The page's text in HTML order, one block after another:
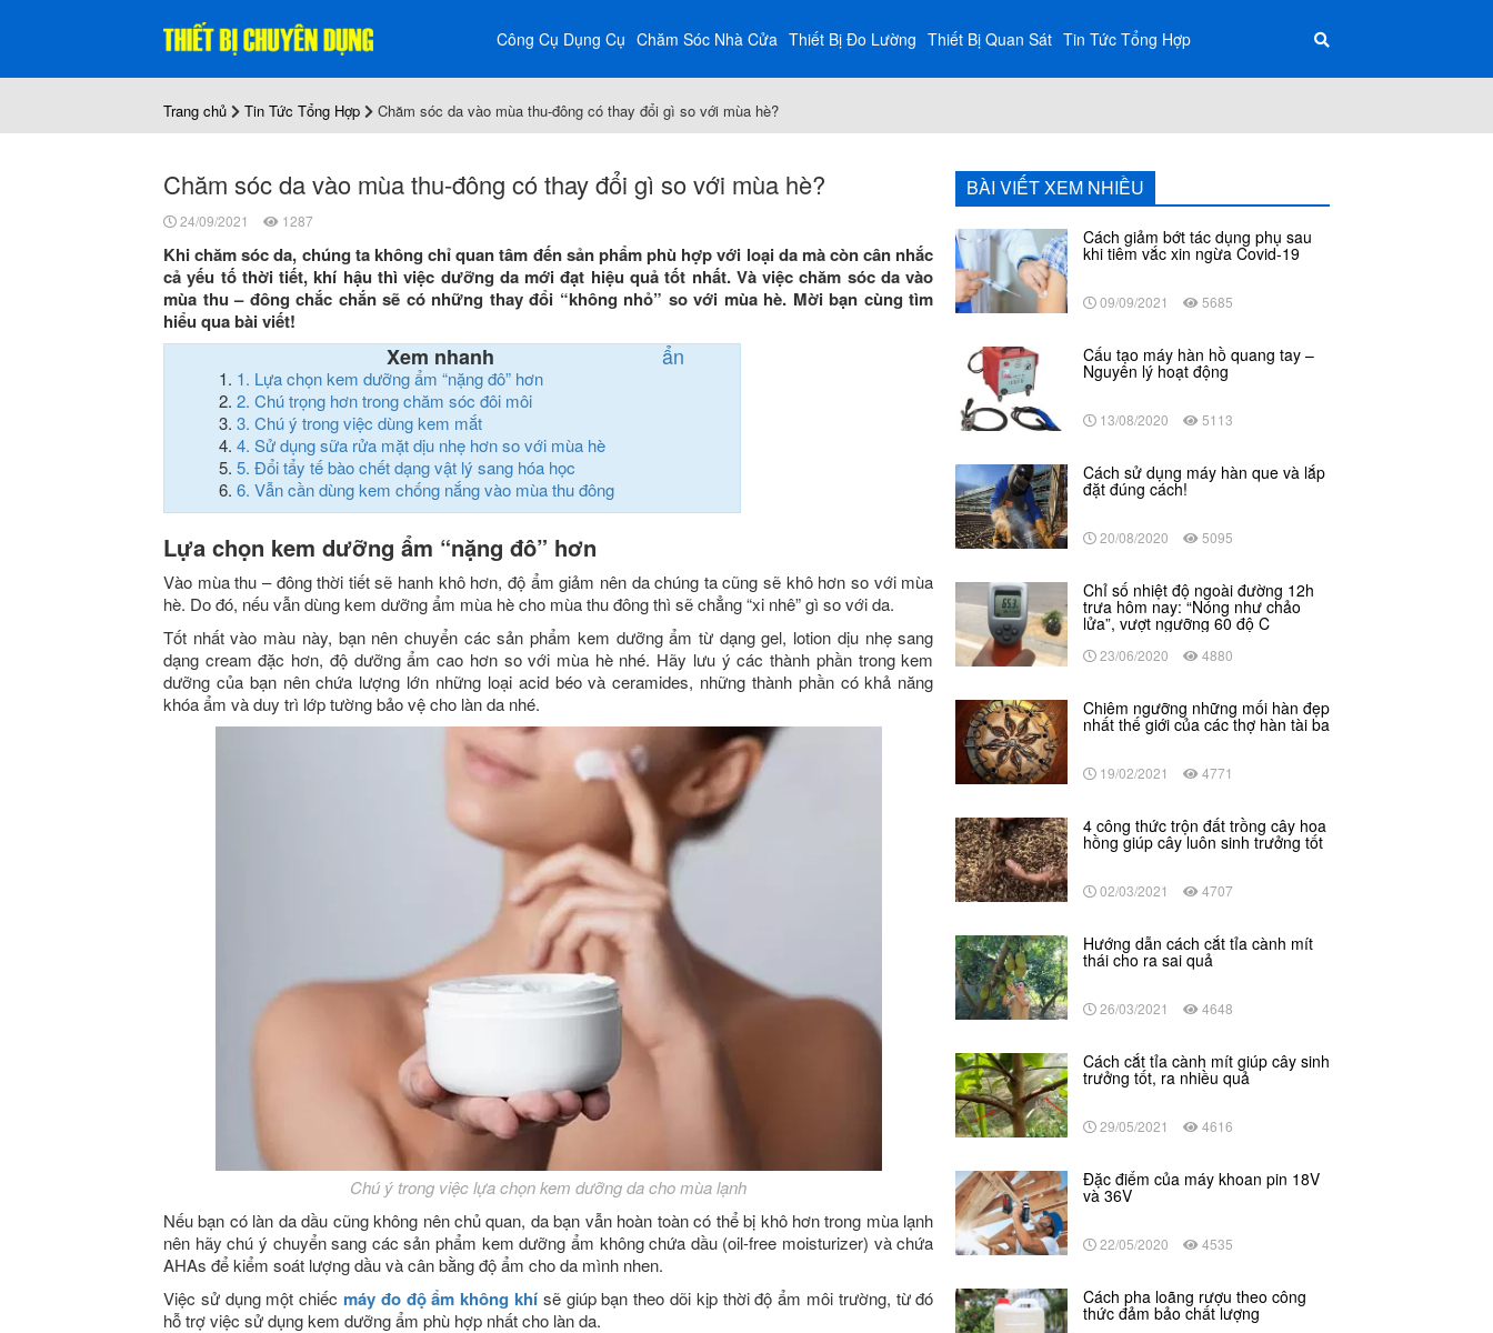
Công Cụ Dụng Cụ Chăm Sóc Nhà Cửa Thiết Bị Đo Lường Thiết Bị Quan Sát Tin Tức Tổng Hợp
Trang chủ Tin Tức Tổng Hợp Chăm sóc da vào mùa thu-đông có thay đổi gì so với mùa hè?
Chăm sóc da vào mùa thu-đông có thay đổi gì so với mùa hè?
24/09/2021 1287
Khi chăm sóc da, chúng ta không chỉ quan tâm đến sản phẩm phù hợp với loại da mà còn cân nhắc
cả yếu tố thời tiết, khí hậu thì việc dưỡng da mới đạt hiệu quả tốt nhất. Và việc chăm sóc da vào
mùa thu – đông chắc chắn sẽ có những thay đổi “không nhỏ” so với mùa hè. Mời bạn cùng tìm
hiểu qua bài viết!
Xem nhanh ẩn
1. Lựa chọn kem dưỡng ẩm “nặng đô” hơn
2. Chú trọng hơn trong chăm sóc đôi môi
3. Chú ý trong việc dùng kem mắt
4. Sử dụng sữa rửa mặt dịu nhẹ hơn so với mùa hè
5. Đổi tẩy tế bào chết dạng vật lý sang hóa học
6. Vẫn cần dùng kem chống nắng vào mùa thu đông
Lựa chọn kem dưỡng ẩm “nặng đô” hơn
Vào mùa thu – đông thời tiết sẽ hanh khô hơn, độ ẩm giảm nên da chúng ta cũng sẽ khô hơn so với mùa
hè. Do đó, nếu vẫn dùng kem dưỡng ẩm mùa hè cho mùa thu đông thì sẽ chẳng “xi nhê” gì so với da.
Tốt nhất vào màu này, bạn nên chuyển các sản phẩm kem dưỡng ẩm từ dạng gel, lotion dịu nhẹ sang
dạng cream đặc hơn, độ dưỡng ẩm cao hơn so với mùa hè nhé. Hãy lưu ý các thành phần trong kem
dưỡng của bạn nên chứa lượng lớn những loại acid béo và ceramides, những thành phần có khả năng
khóa ẩm và duy trì lớp tường bảo vệ cho làn da nhé.
Chú ý trong việc lựa chọn kem dưỡng da cho mùa lạnh
Nếu bạn có làn da dầu cũng không nên chủ quan, da bạn vẫn hoàn toàn có thể bị khô hơn trong mùa lạnh
nên hãy chú ý chuyển sang các sản phẩm kem dưỡng ẩm không chứa dầu (oil-free moisturizer) và chứa
AHAs để kiểm soát lượng dầu và cân bằng độ ẩm cho da mình nhen.
Việc sử dụng một chiếc máy đo độ ẩm không khísẽ giúp bạn theo dõi kịp thời độ ẩm môi trường, từ đó
hỗ trợ việc sử dụng kem dưỡng ẩm phù hợp nhất cho làn da.
BÀI VIẾT XEM NHIỀU
Cách giảm bớt tác dụng phụ sau
khi tiêm vắc xin ngừa Covid-19
09/09/2021 5685
Cấu tạo máy hàn hồ quang tay –
Nguyên lý hoạt động
13/08/2020 5113
Cách sử dụng máy hàn que và lắp
đặt đúng cách!
20/08/2020 5095
Chỉ số nhiệt độ ngoài đường 12h
trưa hôm nay: “Nóng như chảo
lửa”, vượt ngưỡng 60 độ C
23/06/2020 4880
Chiêm ngưỡng những mối hàn đẹp
nhất thế giới của các thợ hàn tài ba
19/02/2021 4771
4 công thức trộn đất trồng cây hoa
hồng giúp cây luôn sinh trưởng tốt
02/03/2021 4707
Hướng dẫn cách cắt tỉa cành mít
thái cho ra sai quả
26/03/2021 4648
Cách cắt tỉa cành mít giúp cây sinh
trưởng tốt, ra nhiều quả
29/05/2021 4616
Đặc điểm của máy khoan pin 18V
và 36V
22/05/2020 4535
Cách pha loãng rượu theo công
thức đảm bảo chất lượng